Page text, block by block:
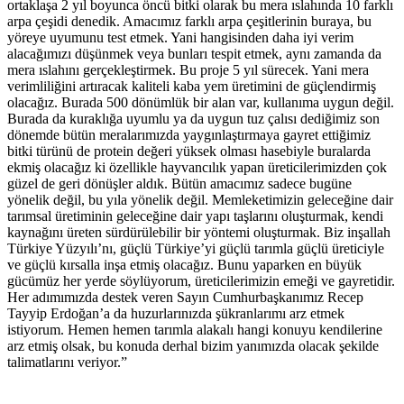
ortaklaşa 2 yıl boyunca öncü bitki olarak bu mera ıslahında 10 farklı
arpa çeşidi denedik. Amacımız farklı arpa çeşitlerinin buraya, bu
yöreye uyumunu test etmek. Yani hangisinden daha iyi verim
alacağımızı düşünmek veya bunları tespit etmek, aynı zamanda da
mera ıslahını gerçekleştirmek. Bu proje 5 yıl sürecek. Yani mera
verimliliğini artıracak kaliteli kaba yem üretimini de güçlendirmiş
olacağız. Burada 500 dönümlük bir alan var, kullanıma uygun değil.
Burada da kuraklığa uyumlu ya da uygun tuz çalısı dediğimiz son
dönemde bütün meralarımızda yaygınlaştırmaya gayret ettiğimiz
bitki türünü de protein değeri yüksek olması hasebiyle buralarda
ekmiş olacağız ki özellikle hayvancılık yapan üreticilerimizden çok
güzel de geri dönüşler aldık. Bütün amacımız sadece bugüne
yönelik değil, bu yıla yönelik değil. Memleketimizin geleceğine dair
tarımsal üretiminin geleceğine dair yapı taşlarını oluşturmak, kendi
kaynağını üreten sürdürülebilir bir yöntemi oluşturmak. Biz inşallah
Türkiye Yüzyılı’nı, güçlü Türkiye’yi güçlü tarımla güçlü üreticiyle
ve güçlü kırsalla inşa etmiş olacağız. Bunu yaparken en büyük
gücümüz her yerde söylüyorum, üreticilerimizin emeği ve gayretidir.
Her adımımızda destek veren Sayın Cumhurbaşkanımız Recep
Tayyip Erdoğan’a da huzurlarınızda şükranlarımı arz etmek
istiyorum. Hemen hemen tarımla alakalı hangi konuyu kendilerine
arz etmiş olsak, bu konuda derhal bizim yanımızda olacak şekilde
talimatlarını veriyor.”